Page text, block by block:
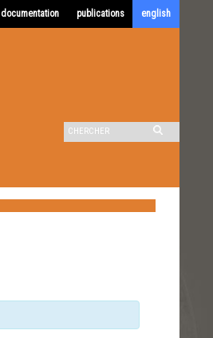
documentation publications english